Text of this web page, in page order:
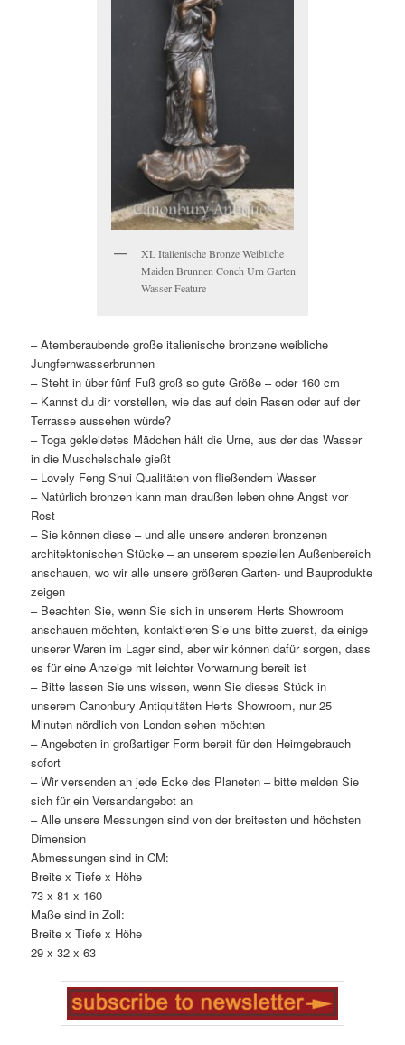
XL Italienische Bronze Weibliche
Maiden Brunnen Conch Urn Garten
Wasser Feature
– Atemberaubende große italienische bronzene weibliche
Jungfernwasserbrunnen
– Steht in über fünf Fuß groß so gute Größe – oder 160 cm
– Kannst du dir vorstellen, wie das auf dein Rasen oder auf der
Terrasse aussehen würde?
– Toga gekleidetes Mädchen hält die Urne, aus der das Wasser
in die Muschelschale gießt
– Lovely Feng Shui Qualitäten von fließendem Wasser
– Natürlich bronzen kann man draußen leben ohne Angst vor
Rost
– Sie können diese – und alle unsere anderen bronzenen
architektonischen Stücke – an unserem speziellen Außenbereich
anschauen, wo wir alle unsere größeren Garten- und Bauprodukte
zeigen
– Beachten Sie, wenn Sie sich in unserem Herts Showroom
anschauen möchten, kontaktieren Sie uns bitte zuerst, da einige
unserer Waren im Lager sind, aber wir können dafür sorgen, dass
es für eine Anzeige mit leichter Vorwarnung bereit ist
– Bitte lassen Sie uns wissen, wenn Sie dieses Stück in
unserem Canonbury Antiquitäten Herts Showroom, nur 25
Minuten nördlich von London sehen möchten
– Angeboten in großartiger Form bereit für den Heimgebrauch
sofort
– Wir versenden an jede Ecke des Planeten – bitte melden Sie
sich für ein Versandangebot an
– Alle unsere Messungen sind von der breitesten und höchsten
Dimension
Abmessungen sind in CM:
Breite x Tiefe x Höhe
73 x 81 x 160
Maße sind in Zoll:
Breite x Tiefe x Höhe
29 x 32 x 63